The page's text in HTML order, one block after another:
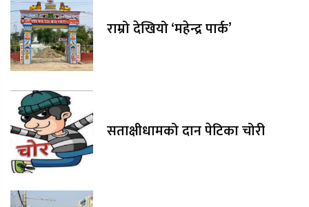
राम्रो देखियो ‘महेन्द्र पार्क’
सताक्षीधामको दान पेटिका चोरी